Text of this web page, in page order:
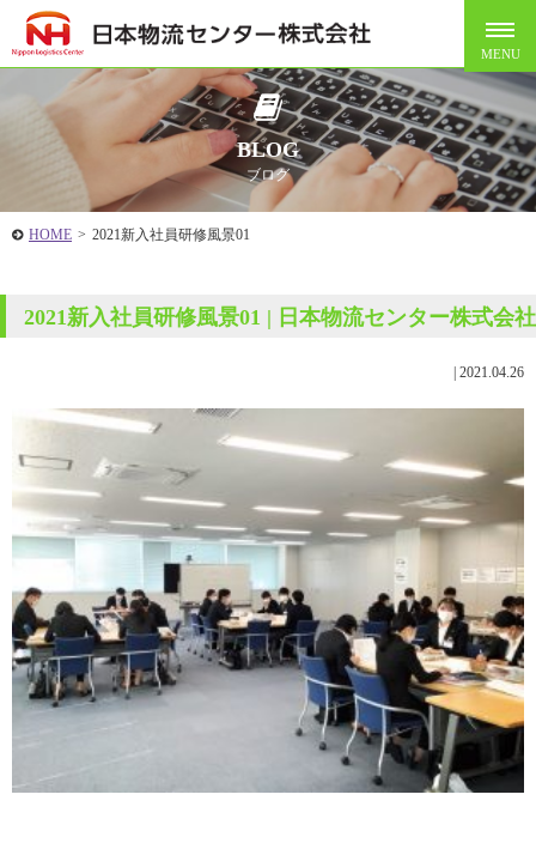
BLOG
ブログ
HOME > 2021新入社員研修風景01
2021新入社員研修風景01 | 日本物流センター株式会社
2021.04.26